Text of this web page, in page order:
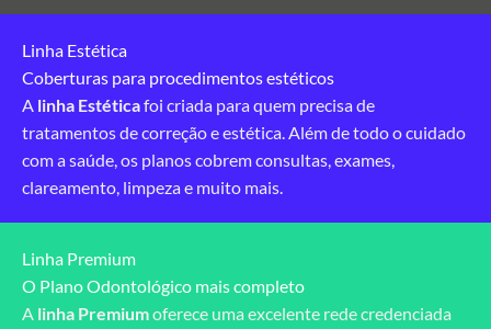
Linha Estética
Coberturas para procedimentos estéticos
A linha Estéticafoi criada para quem precisa de
tratamentos de correção e estética. Além de todo o cuidado
com a saúde, os planos cobrem consultas, exames,
clareamento, limpeza e muito mais.
Linha Premium
O Plano Odontológico mais completo
A linha Premiumoferece uma excelente rede credenciada